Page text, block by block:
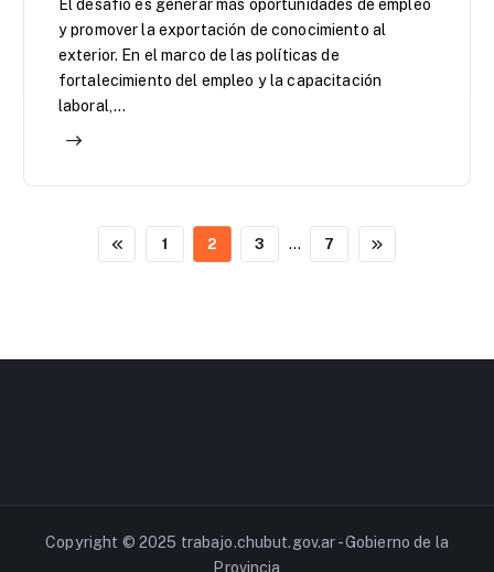
El desafío es generar más oportunidades de empleo
y promover la exportación de conocimiento al
exterior. En el marco de las políticas de
fortalecimiento del empleo y la capacitación
laboral,…
1 2 3 … 7
Copyright © 2025 trabajo.chubut.gov.ar - Gobierno de la
Provincia